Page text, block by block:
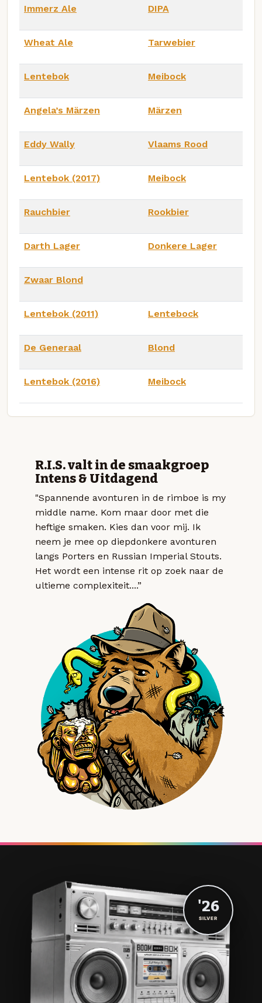
Immerz Ale DIPA
Wheat Ale Tarwebier
Lentebok Meibock
Angela’s Märzen Märzen
Eddy Wally Vlaams Rood
Lentebok (2017) Meibock
Rauchbier Rookbier
Darth Lager Donkere Lager
Zwaar Blond
Lentebok (2011) Lentebock
De Generaal Blond
Lentebok (2016) Meibock
R.I.S. valt in de smaakgroep
Intens & Uitdagend
"Spannende avonturen in de rimboe is my
middle name. Kom maar door met die
heftige smaken. Kies dan voor mij. Ik
neem je mee op diepdonkere avonturen
langs Porters en Russian Imperial Stouts.
Het wordt een intense rit op zoek naar de
ultieme complexiteit....”
'26
SILVER